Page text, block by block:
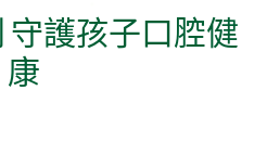
守護孩子口腔健
康